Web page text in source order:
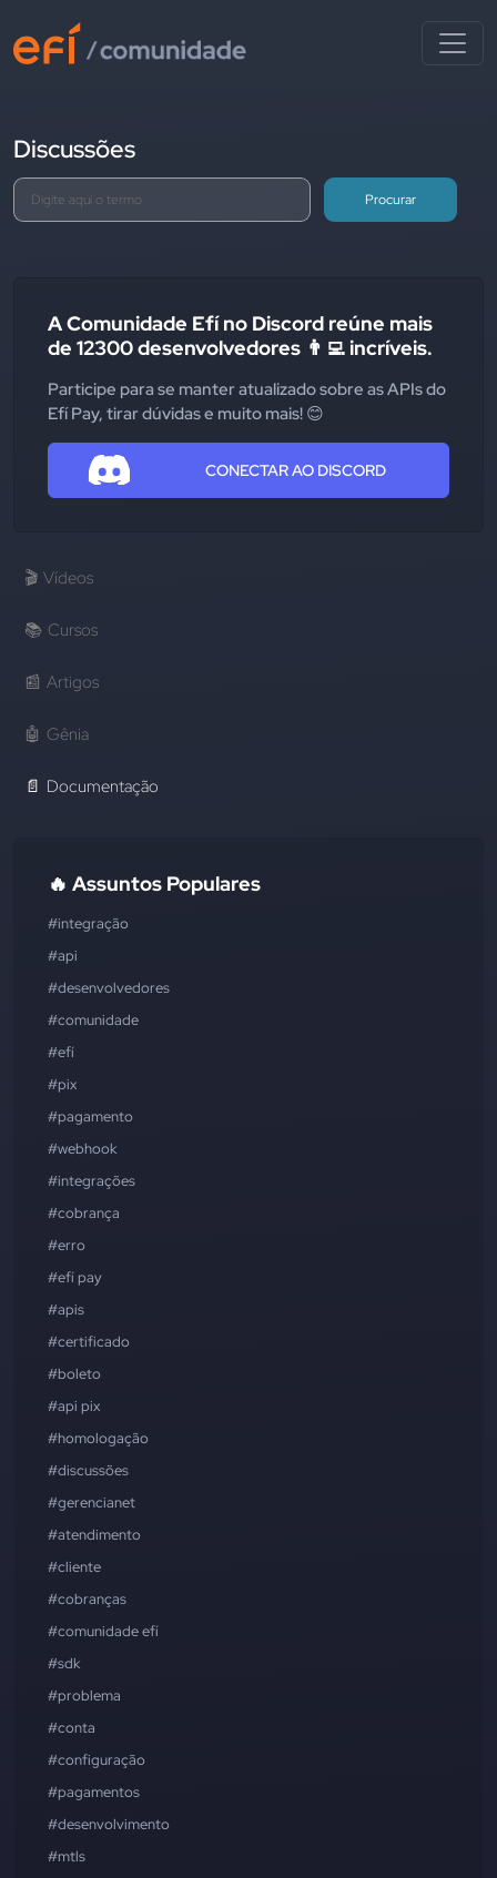
Discussões
Procurar
A Comunidade Efí no Discord reúne mais
de 12300 desenvolvedores 👨‍💻 incríveis.
Participe para se manter atualizado sobre as APIs do
Efí Pay, tirar dúvidas e muito mais! 😊
CONECTAR AO DISCORD
🎬 Vídeos
📚 Cursos
📰 Artigos
🤖 Gênia
📄 Documentação
🔥 Assuntos Populares
#integração
#api
#desenvolvedores
#comunidade
#efí
#pix
#pagamento
#webhook
#integrações
#cobrança
#erro
#efí pay
#apis
#certificado
#boleto
#api pix
#homologação
#discussões
#gerencianet
#atendimento
#cliente
#cobranças
#comunidade efí
#sdk
#problema
#conta
#configuração
#pagamentos
#desenvolvimento
#mtls